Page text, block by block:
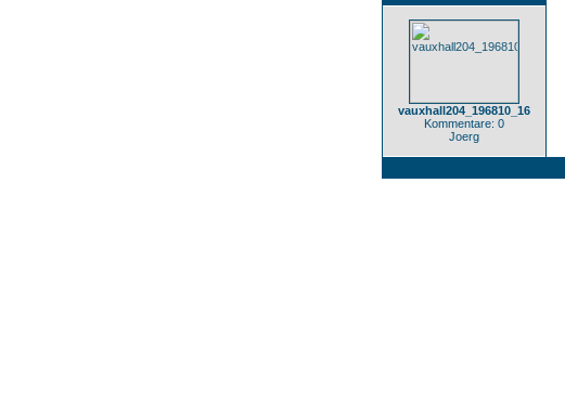
vauxhall204_196810_16
Kommentare: 0
Joerg